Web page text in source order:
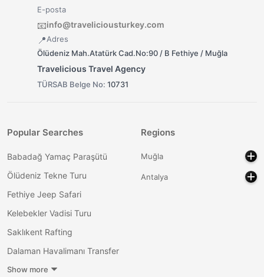
E-posta
📧info@traveliciousturkey.com
📍Adres
Ölüdeniz Mah.Atatürk Cad.No:90 / B Fethiye / Muğla
Travelicious Travel Agency
TÜRSAB Belge No: 10731
Popular Searches
Babadağ Yamaç Paraşütü
Ölüdeniz Tekne Turu
Fethiye Jeep Safari
Kelebekler Vadisi Turu
Saklıkent Rafting
Dalaman Havalimanı Transfer
Show more
Regions
Muğla
Antalya